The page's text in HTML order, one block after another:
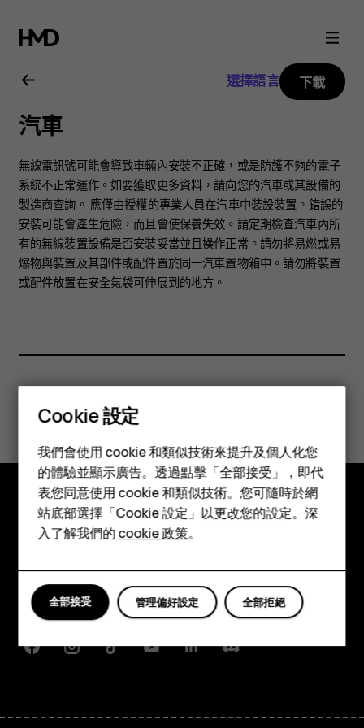
Nokia
2720
用
戶
指
南
智慧型手機
功能型手機
配件
平板電腦
選擇語言 下載
汽車
無線電訊號可能會導致車輛內安裝不正確，或是防護不夠的電子
系統不正常運作。如要獲取更多資料，請向您的汽車或其設備的
製造商查詢。 應僅由授權的專業人員在汽車中裝設裝置。錯誤的
安裝可能會產生危險，而且會使保養失效。請定期檢查汽車內所
有的無線裝置設備是否安裝妥當並且操作正常。請勿將易燃或易
爆物與裝置及其部件或配件置於同一汽車置物箱中。請勿將裝置
或配件放置在安全氣袋可伸展到的地方。
您認為這有幫助嗎？
是 否
探索
Planet and people
支援
FacebookInstagramTiktokYoutubeLinkedinDiscord
Cookie 設定
我們會使用 cookie 和類似技術來提升及個人化您
的體驗並顯示廣告。透過點擊「全部接受」，即代
表您同意使用 cookie 和類似技術。您可隨時於網
站底部選擇「Cookie 設定」以更改您的設定。深
入了解我們的cookie 政策。
全部拒絕
管理偏好設定
全部接受